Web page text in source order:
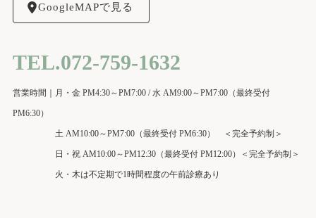
GoogleMAPで見る
TEL.072-759-1632
営業時間｜月・金 PM4:30～PM7:00 / 水 AM9:00～PM7:00（最終受付
PM6:30）
土 AM10:00～PM7:00（最終受付 PM6:30） ＜完全予約制＞
日・祝 AM10:00～PM12:30（最終受付 PM12:00）＜完全予約制＞
火・木は不定期で1時間程度の午前診療あり